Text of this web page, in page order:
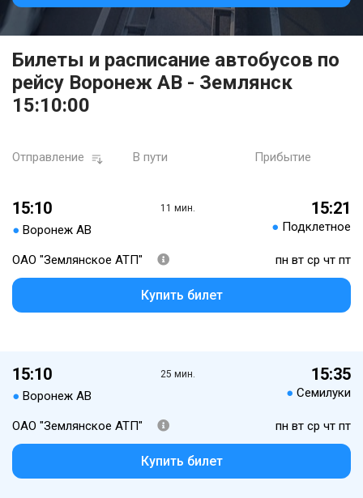
Билеты и расписание автобусов по
рейсу Воронеж АВ - Землянск
15:10:00
Отправление В пути Прибытие
15:10
● Воронеж АВ
11 мин. 15:21
● Подклетное
ОАО "Землянское АТП" пн вт ср чт пт
Купить билет
15:10
● Воронеж АВ
25 мин. 15:35
● Семилуки
ОАО "Землянское АТП" пн вт ср чт пт
Купить билет